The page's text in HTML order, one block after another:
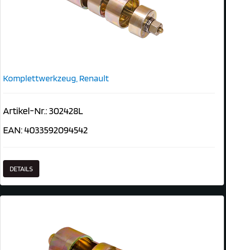
Komplettwerkzeug, Renault
Artikel-Nr.: 302428L
EAN: 4033592094542
DETAILS